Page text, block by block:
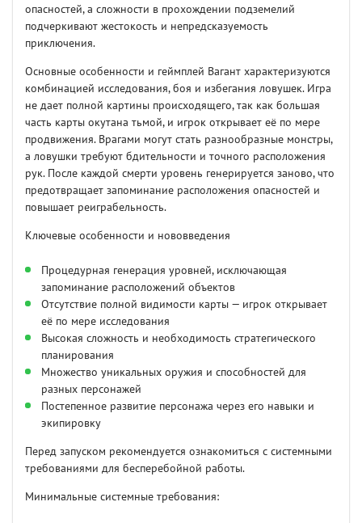
опасностей, а сложности в прохождении подземелий
подчеркивают жестокость и непредсказуемость
приключения.
Основные особенности и геймплей Вагант характеризуются
комбинацией исследования, боя и избегания ловушек. Игра
не дает полной картины происходящего, так как большая
часть карты окутана тьмой, и игрок открывает её по мере
продвижения. Врагами могут стать разнообразные монстры,
а ловушки требуют бдительности и точного расположения
рук. После каждой смерти уровень генерируется заново, что
предотвращает запоминание расположения опасностей и
повышает реиграбельность.
Ключевые особенности и нововведения
Процедурная генерация уровней, исключающая
запоминание расположений объектов
Отсутствие полной видимости карты — игрок открывает
её по мере исследования
Высокая сложность и необходимость стратегического
планирования
Множество уникальных оружия и способностей для
разных персонажей
Постепенное развитие персонажа через его навыки и
экипировку
Перед запуском рекомендуется ознакомиться с системными
требованиями для бесперебойной работы.
Минимальные системные требования: